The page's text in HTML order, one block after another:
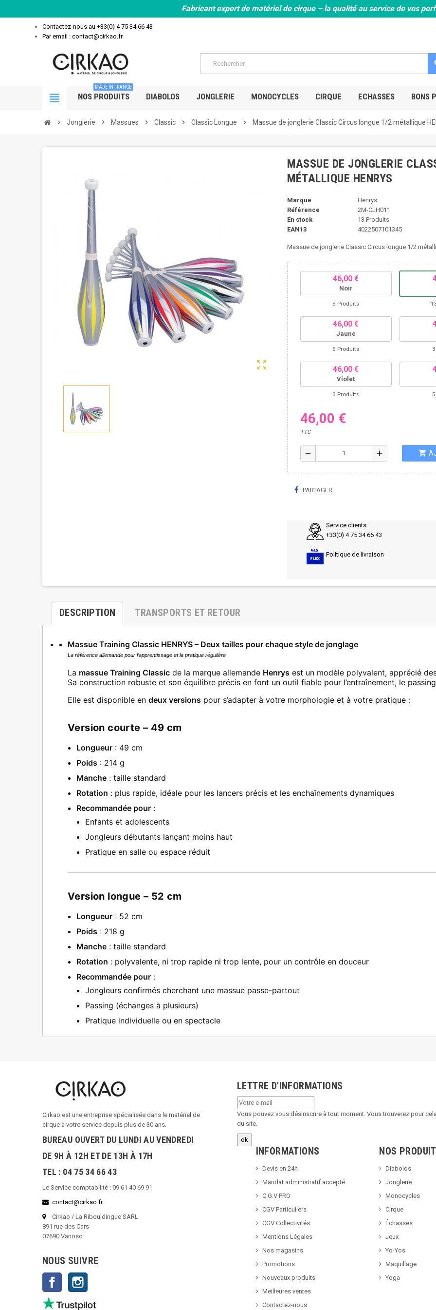
Fabricant expert de matériel de cirque – la qualité au service de vos
Contactez-nous au +33(0) 4 75 34 66 43
Par email : contact@cirkao.fr
view_headline NOS PRODUITS
MADE IN FRANCE
DIABOLOS JONGLERIE MONOCYCLES CIRQUE ECHASSES BONS
chevron_right Jonglerie chevron_right Massues chevron_right Classic chevron_right Classic Longue chevron_right Massue de jonglerie Classic Circus longue 1/2 métallique
zoom_out_map
MASSUE DE JONGLERIE
MÉTALLIQUE HENRYS
Marque
Henrys
Référence
2M-CLH011
En stock
13 Produits
EAN13
4022507101345
Massue de jonglerie Classic Circus longue 1/2
46,00 €
Noir
5 Produits
46,00 €
Jaune
5 Produits
46,00 €
Violet
3 Produits
46,00 €
TTC
remove add shopping_cart
PARTAGER
Service clients
+33(0) 4 75 34 66 43
Politique de livraison
DESCRIPTION TRANSPORTS ET RETOUR
Massue Training Classic HENRYS – Deux tailles pour chaque style de jonglage
La référence allemande pour l’apprentissage et la pratique régulière
La massue Training Classic de la marque allemande Henrys est un modèle polyvalent, apprécié
Sa construction robuste et son équilibre précis en font un outil fiable pour l’entraînement, le
Elle est disponible en deux versions pour s’adapter à votre morphologie et à votre pratique :
Version courte – 49 cm
Longueur : 49 cm
Poids : 214 g
Manche : taille standard
Rotation : plus rapide, idéale pour les lancers précis et les enchaînements dynamiques
Recommandée pour :
Enfants et adolescents
Jongleurs débutants lançant moins haut
Pratique en salle ou espace réduit
Version longue – 52 cm
Longueur : 52 cm
Poids : 218 g
Manche : taille standard
Rotation : polyvalente, ni trop rapide ni trop lente, pour un contrôle en douceur
Recommandée pour :
Jongleurs confirmés cherchant une massue passe-partout
Passing (échanges à plusieurs)
Pratique individuelle ou en spectacle
Cirkao est une entreprise spécialisée dans le matériel de
cirque à votre service depuis plus de 30 ans.
BUREAU OUVERT DU LUNDI AU VENDREDI
DE 9H À 12H ET DE 13H À 17H
TEL : 04 75 34 66 43
Le Service comptabilité : 09 61 40 69 91
contact@cirkao.fr
Cirkao / La Ribouldingue SARL
891 rue des Cars
07690 Vanosc
NOUS SUIVRE
Facebook
LETTRE D'INFORMATIONS
Vous pouvez vous désinscrire à tout moment. Vous trouverez pour
du site.
INFORMATIONS
Devis en 24h
Mandat administratif accepté
C.G.V PRO
CGV Particuliers
CGV Collectivités
Mentions Légales
Nos magasins
Promotions
Nouveaux produits
Meilleures ventes
Contactez-nous
NOS
Diabolos
Jonglerie
Monocycles
Cirque
Échasses
Jeux
Yo-Yos
Maquillage
Yoga